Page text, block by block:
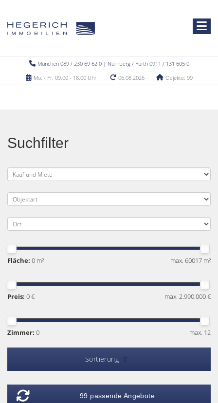
München 089 / 230 69 62 0 | Nürnberg / Fürth 0911 / 131 605 0
Mo. - Fr. 09.00 - 18.00 Uhr
06.08.2026 Objekte: 99
Suchfilter
Fläche: 0 m² max. 60017 m²
Preis: 0 € max. 2.990.000 €
Zimmer: 0 max. 12
Sortierung
99 passende Angebote